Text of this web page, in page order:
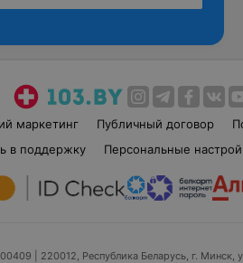
маркетинг Публичный договор
в поддержку Персональные
| 220012, Республика Беларусь, г.